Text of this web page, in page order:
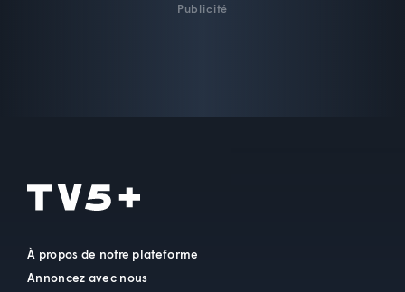
Publicité
À propos de notre plateforme
Annoncez avec nous